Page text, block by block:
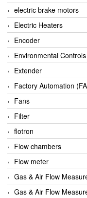
ANTEC S.A
Antico pumps
Anybus/ HMS
AOBEN
Apex Dynamics Vietnam
Apex Dynamics
Apiste
APLISENS VietNam
Apollo Fire
Appleton
AQ Matic
Aqualabo Vietnam
Aquametro
electric brake motors
Electric Heaters
Encoder
Environmental
Extender
Factory Automation
Fans
Filter
flotron
Flow chambers
Flow meter
Gas & Air Flow
Gas & Air Flow